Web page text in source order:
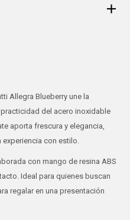
Allegra Blueberry une la
del acero inoxidable
aporta frescura y elegancia,
con estilo.
con mango de resina ABS
Ideal para quienes buscan
regalar en una presentación